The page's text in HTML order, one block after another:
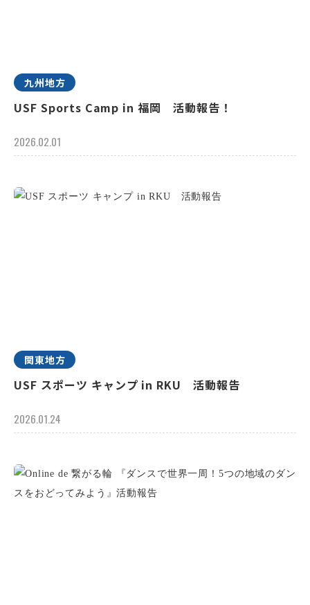
九州地方
USF Sports Camp in 福岡 活動報告！
2026.02.01
関東地方
USF スポーツ キャンプ in RKU 活動報告
2026.01.24